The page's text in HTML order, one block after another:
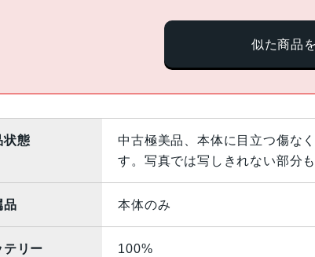
似た商品
状態
中古極美品、本体に目立つ傷な
す。写真では写しきれない部分
品 本体のみ
テリー 100%